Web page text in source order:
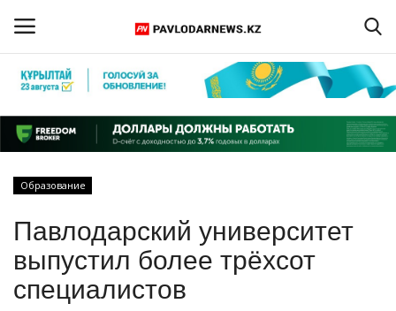
Регистрация
Главная
ПАВЛОДАРСКАЯ ОБЛАСТЬ
КАЗАХСТАН
Образование
Павлодарский университет
выпустил более трёхсот
специалистов